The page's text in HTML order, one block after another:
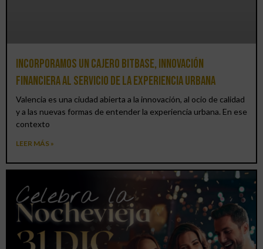
Incorporamos un cajero BitBase, innovación
financiera al servicio de la experiencia urbana
Valencia es una ciudad abierta a la innovación, al ocio de calidad
y a las nuevas formas de entender la experiencia urbana. En ese
contexto
LEER MÁS »